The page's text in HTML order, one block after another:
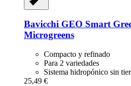
Bavicchi GEO Smart
Microgreens
Compacto y refinado
Para 2 variedades
Sistema hidropónico sin
25,49 €